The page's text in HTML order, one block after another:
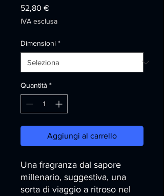
52,80 €Prezzo
IVA esclusa
Dimensioni *
Quantità *
Aggiungi al carrello
Una fragranza dal sapore
millenario, suggestiva, una
sorta di viaggio a ritroso nel